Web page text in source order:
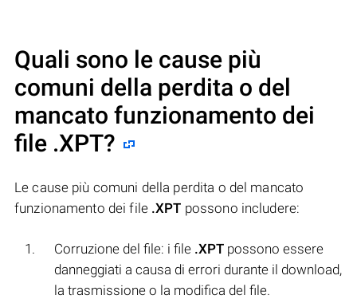
Quali sono le cause più
comuni della perdita o del
mancato funzionamento dei
file .XPT?
Le cause più comuni della perdita o del mancato
funzionamento dei file .XPT possono includere:
Corruzione del file: i file .XPT possono essere
danneggiati a causa di errori durante il download,
la trasmissione o la modifica del file.